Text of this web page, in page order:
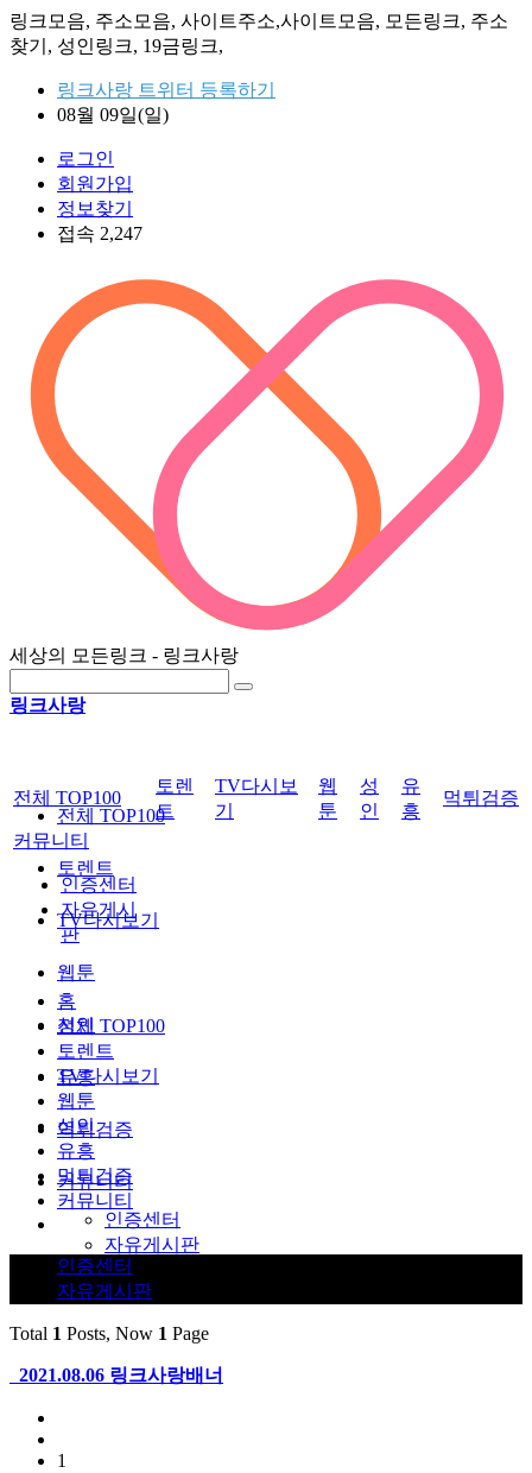
링크모음, 주소모음, 사이트주소,사이트모음, 모든링크, 주소
찾기, 성인링크, 19금링크,
링크사랑 트위터 등록하기
08월 09일(일)
로그인
회원가입
정보찾기
접속 2,247
세상의 모든링크 - 링크사랑
링크사랑
전체 TOP100
토렌트
TV다시보기
웹툰
성인
유흥
먹튀검증
커뮤니티
인증센터
자유게시판
전체 TOP100
토렌
트
TV다시보
기
웹
툰
성
인
유
흥
먹튀검증
커뮤니티
인증센터
자유게시
판
홈
전체 TOP100
토렌트
TV다시보기
웹툰
성인
유흥
먹튀검증
커뮤니티
인증센터
자유게시판
Total 1 Posts, Now 1 Page
2021.08.06 링크사랑배너
1